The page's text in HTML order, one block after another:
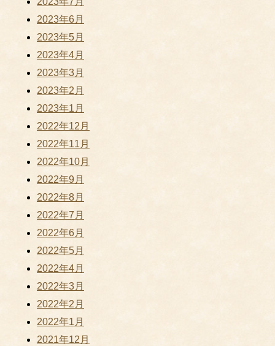
2023年6月
2023年5月
2023年4月
2023年3月
2023年2月
2023年1月
2022年12月
2022年11月
2022年10月
2022年9月
2022年8月
2022年7月
2022年6月
2022年5月
2022年4月
2022年3月
2022年2月
2022年1月
2021年12月